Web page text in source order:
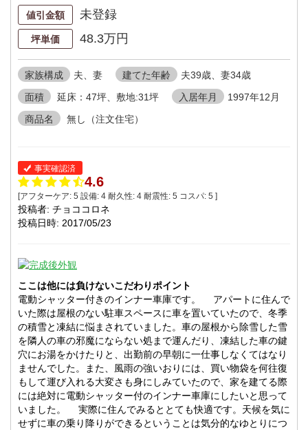
値引金額 未登録
坪単価 48.3万円
家族構成 夫、妻 建てた年齢
夫39歳、妻34歳
面積
延床：47坪、敷地:31坪 入居年月
1997年12月
商品名
無し（注文住宅）
事実確認済
4.6
[アフターケア: 5 設備: 4 耐久性: 4 耐震性: 5 コスパ: 5 ]
投稿者: チョココロネ
投稿日時: 2017/05/23
ここは他には負けないこだわりポイント
電動シャッター付きのインナー車庫です。 アパートに住んで
いた際は屋根のない駐車スペースに車を置いていたので、冬季
の積雪と凍結に悩まされていました。車の屋根から除雪した雪
を隣人の車の邪魔にならない処まで運んだり、凍結した車の鍵
穴にお湯をかけたりと、出勤前の早朝に一仕事しなくてはなり
ませんでした。また、風雨の強いおりには、買い物袋を何往復
もして運び入れる大変さも身にしみていたので、家を建てる際
には絶対に電動シャッター付のインナー車庫にしたいと思って
いました。 実際に住んでみるととても快適です。天候を気に
せずに車の乗り降りができるということは気分的なゆとりにつ